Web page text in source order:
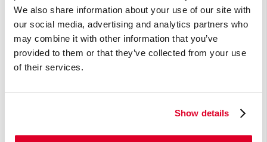
We also share information about your use of our site with
our social media, advertising and analytics partners who
may combine it with other information that you’ve
provided to them or that they’ve collected from your use
of their services.
Show details
N-Acetylcystein und Glutathion verstärken die PQQ-
induzierte Apoptose in Krebszellen (In-vitro-Studie).
PQQ und Vitamin E wirken synergistisch bei der
Stimulierung der peripheren Nervenregeneration
(Tierstudie).
Der Kardiotoxizität von Doxorubicin wird durch PQQ